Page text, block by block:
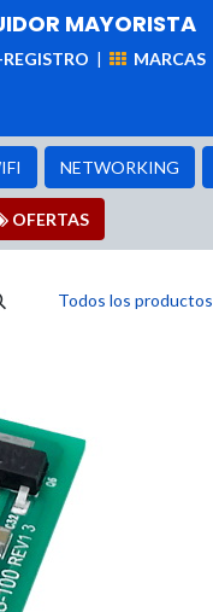
MAYORISTA
REGISTRO | MARCAS
NETWORKING
OFER​​​​TAS
Todos los productos